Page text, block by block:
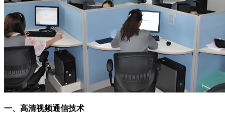
一、高清视频通信技术